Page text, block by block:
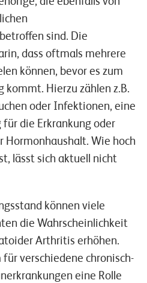
sind. Die
dass oftmals mehrere
können, bevor es zum
kommt. Hierzu zählen z.B.
oder Infektionen, eine
die Erkrankung oder
Hormonhaushalt. Wie hoch
lässt sich aktuell nicht
können viele
die Wahrscheinlichkeit
Arthritis erhöhen.
verschiedene chronisch-
eine Rolle